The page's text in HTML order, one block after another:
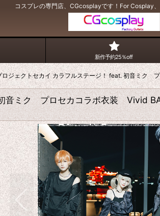
コスプレの専門店、CGcosplayです！For Cosplay
新作予約25％off
ジェクトセカイ カラフルステージ！ feat. 初音ミ
音ミク プロセカコラボ衣装